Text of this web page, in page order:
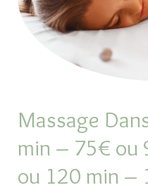
Massage
min – 75€ ou
ou 120 min –